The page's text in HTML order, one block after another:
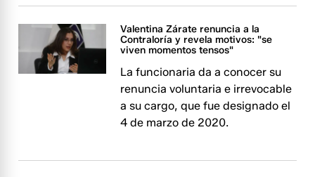
Valentina Zárate renuncia a la
Contraloría y revela motivos: "se
viven momentos tensos"
La funcionaria da a conocer su
renuncia voluntaria e irrevocable
a su cargo, que fue designado el
4 de marzo de 2020.